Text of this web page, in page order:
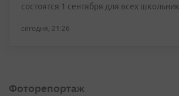
состоятся 1 сентября для всех
сегодня, 21:26
Фоторепортаж